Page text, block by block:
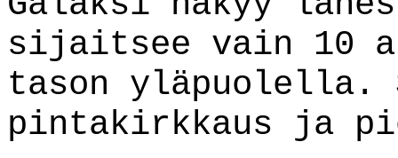
sijaitsee vain 10
tason yläpuolella.
pintakirkkaus ja